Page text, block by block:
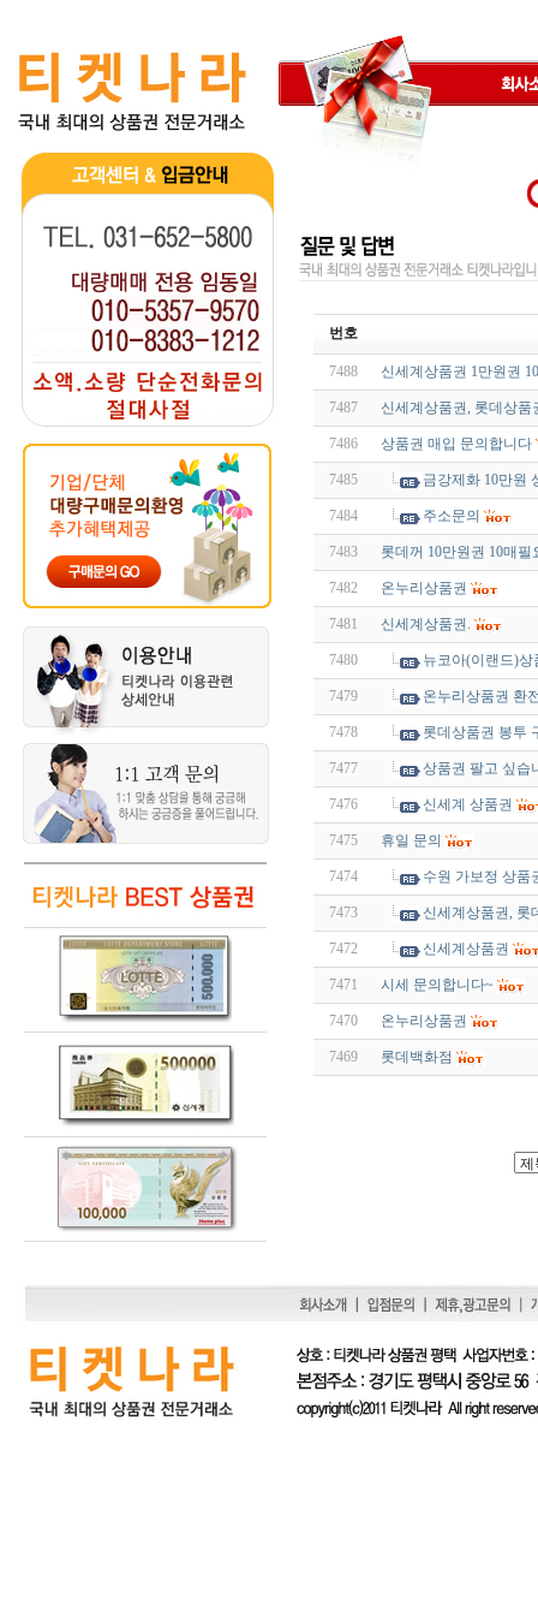
번호
7488 신세계상품권 1만원권
7487 신세계상품권, 롯데상품
7486 상품권 매입 문의합니다
7485 금강제화 10만원
7484 주소문의
7483 롯데꺼 10만원권 10매
7482 온누리상품권
7481 신세계상품권.
7480 뉴코아(이랜드)상
7479 온누리상품권 환
7478 롯데상품권 봉투
7477 상품권 팔고 싶습
7476 신세계 상품권
7475 휴일 문의
7474 수원 가보정 상품
7473 신세계상품권, 롯
7472 신세계상품권
7471 시세 문의합니다~
7470 온누리상품권
7469 롯데백화점